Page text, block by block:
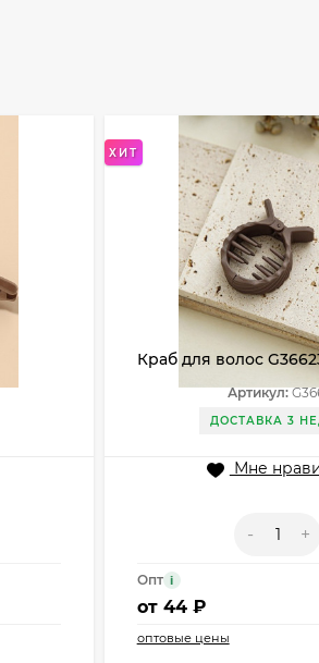
ХИТ
Краб для волос
Артикул:
ДОСТАВКА 3
Мне
- +
Опт i
от 44 ₽
оптовые цены